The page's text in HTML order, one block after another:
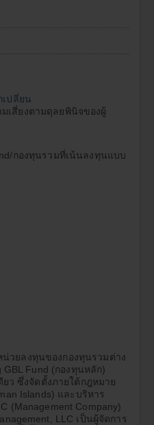
ของสัญญาซื้อขายล่วงหน้า และ
ารณ์การลงทุน วัตถุประสงค์
ารเงินของผู้ลงทุนเอง
งสือชี้ชวนให้เข้าใจและควร
ารลงทุนให้เข้าใจก่อนซื้อหน่วย
นข้อมูลโครงการได้ที่บริษัท
รกรรมกับบุคคลที่เกี่ยวข้อง
ก.ล.ต. หรือโดยผ่านเครือ
านคณะกรรมการ
ลี้ยงชีพและกองทุนรวมหุ้นระยะ
หน่วยลงทุนของกองทุนไป
หรือนำไปเป็นประกัน (เฉพาะ
ยงชีพและกองทุนรวมหุ้นระยะ
ได้รับสิทธิประโยชน์ทางภาษี
นไขการลงทุน และจะต้องคืน
เปลี่ยน
เสี่ยงตามดุลยพินิจของผู้
กองทุนรวมที่เน้นลงทุนแบบ
วยลงทุนของกองทุนรวมต่าง
GBL Fund (กองทุนหลัก)
ยว ซึ่งจัดตั้งภายใต้กฎหมาย
Islands) และบริหาร
(Management Company)
LLC เป็นผู้จัดการ